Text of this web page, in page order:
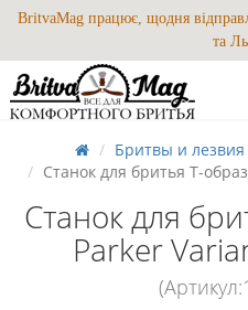
BritvaMag працює, щодня
та
Бритвы и лезвия
Станок для бритья Т-
Станок для
Parker